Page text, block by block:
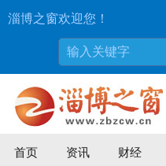
淄博之窗欢迎您！
首页 资讯 财经